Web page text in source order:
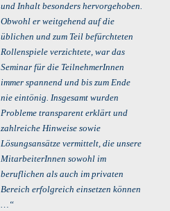
und Inhalt besonders hervorgehoben.
Obwohl er weitgehend auf die
üblichen und zum Teil befürchteten
Rollenspiele verzichtete, war das
Seminar für die TeilnehmerInnen
immer spannend und bis zum Ende
nie eintönig. Insgesamt wurden
Probleme transparent erklärt und
zahlreiche Hinweise sowie
Lösungsansätze vermittelt, die unsere
MitarbeiterInnen sowohl im
beruflichen als auch im privaten
Bereich erfolgreich einsetzen können
…“